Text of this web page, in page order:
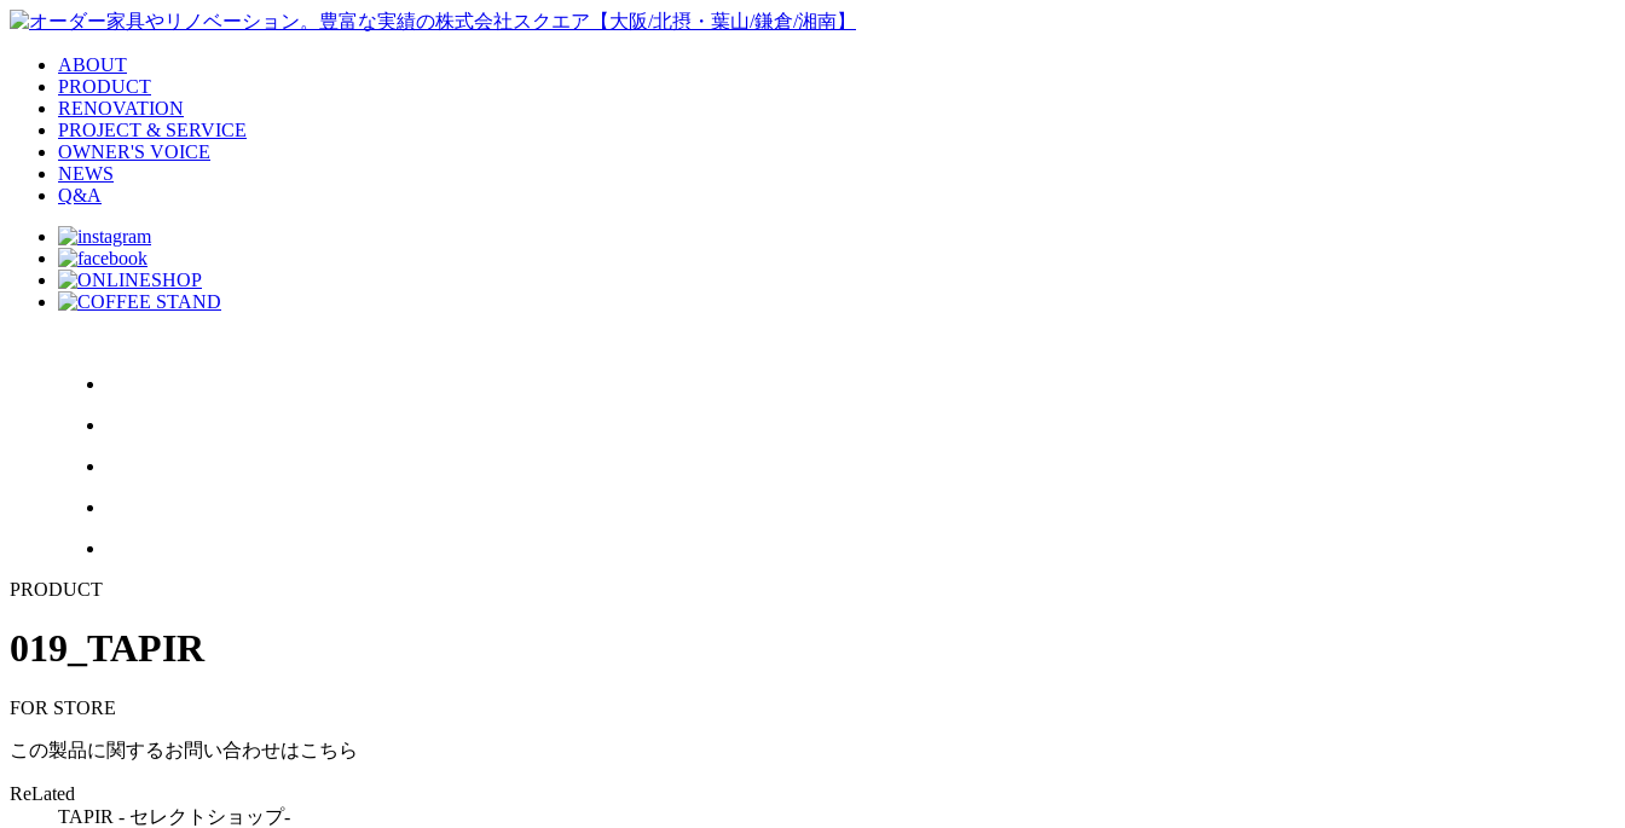
ABOUT
PRODUCT
RENOVATION
PROJECT & SERVICE
OWNER'S VOICE
NEWS
Q&A
PRODUCT
019_TAPIR
FOR STORE
この製品に関するお問い合わせはこちら
ReLated
TAPIR - セレクトショップ-